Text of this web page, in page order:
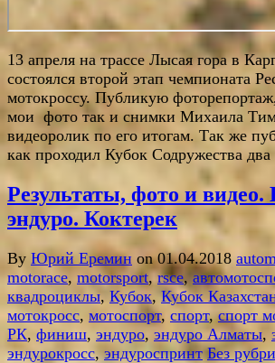
13 апреля на трассе Лысая гора в
состоялся второй этап чемпионата
мотокроссу. Публикую
мои фото так и снимки Михаила
видеоролик по его итогам. Так же
как проходил Кубок Содружества два
Результаты, фото и
эндуро. Коктерек
By Юрий Еремин on 01.04.2018
motorace, motorsport,rsce,
квадроциклы, Кубок,Кубок
мотокросс, мотоспорт, спорт,спорт
РК, финиш, эндуро, эндуро Алматы,
эндурокросс,эндуроспринт Без